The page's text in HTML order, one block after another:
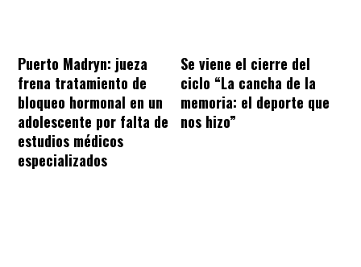
Puerto Madryn: jueza
frena tratamiento de
bloqueo hormonal en un
adolescente por falta de
estudios médicos
especializados
Se viene el cierre del
ciclo “La cancha de la
memoria: el deporte que
nos hizo”